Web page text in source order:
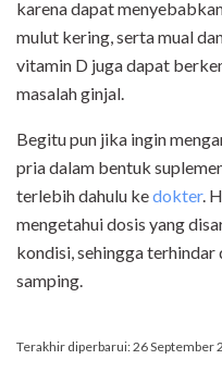
karena dapat
mulut kering, serta mual
vitamin D juga dapat
masalah ginjal.
Begitu pun jika ingin
pria dalam bentuk
terlebih dahulu kedokter.
mengetahui dosis yang
kondisi, sehingga
samping.
Terakhir diperbarui: 26 September